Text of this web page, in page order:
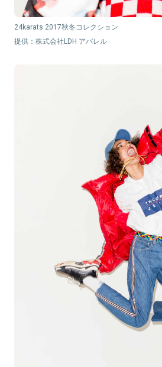
24karats 2017秋冬コレクション
提供：株式会社LDH アパレル